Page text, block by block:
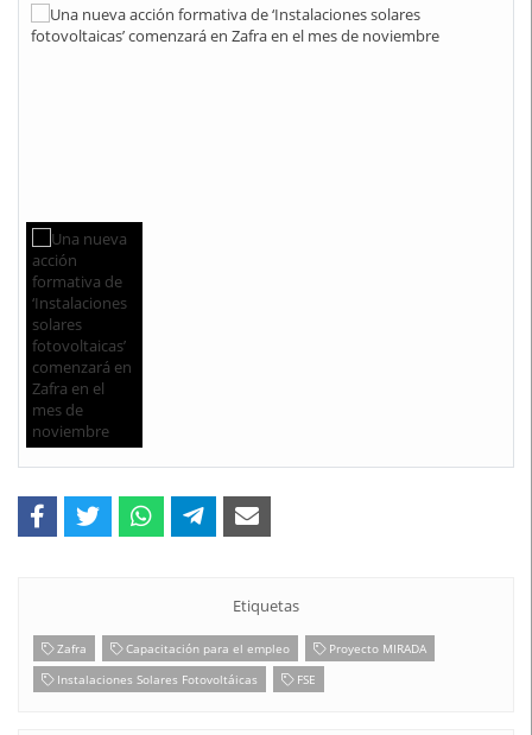
Etiquetas
Zafra Capacitación para el empleo
Proyecto MIRADA
Instalaciones Solares Fotovoltáicas
FSE